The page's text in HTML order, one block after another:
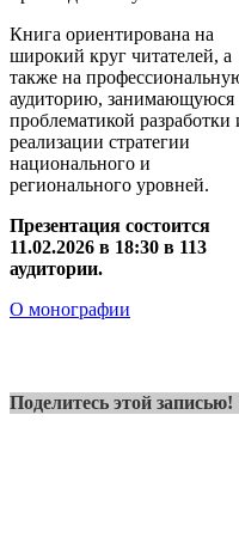
Книга ориентирована на
широкий круг читателей, а
также на
аудиторию, занимающуюся
проблематикой разработки
реализации стратегии
национального и
регионального уровней.
Презентация состоится
11.02.2026 в 18:30 в 113
аудитории.
О монографии
Поделитесь этой записью!